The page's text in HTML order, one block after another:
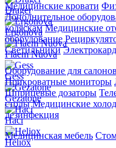
Медицинские кровати
Дополнительное
коляскам Медицинские
оборудование
Светильники
Оборудование для
Прикроватные мониторы
Шприцевые дозаторы
столы Медицинские
дезинфекция
Медицинская мебель
Drager
Ergonova
Flaem Nuova
Gess
Gezatone
Haci
Heliox